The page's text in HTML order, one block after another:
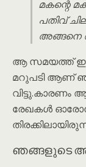
മകന്റെ
പതിവ്
അങ്ങനെ
ആ സമയത്ത്
മറുപടി ആണ്
രേഖകൾ
ഞങ്ങളുടെ